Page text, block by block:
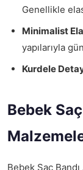
Genellikle
Minimalist
yapılarıyla
Kurdele
Bebek
Bebek Saç